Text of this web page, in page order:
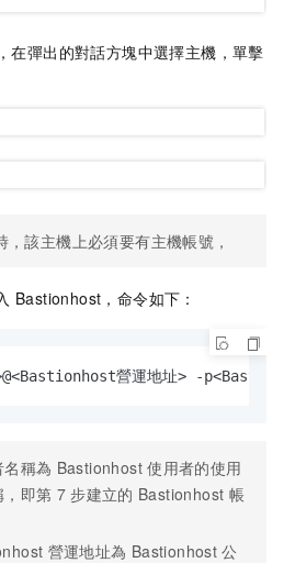
，在彈出的對話方塊中選擇主機，單擊
，該主機上必須要有主機帳號，
Bastionhost，命令如下：
營運地址> -
稱為 Bastionhost 使用者的使用
即第 7 步建立的 Bastionhost 帳
營運地址為 Bastionhost 公